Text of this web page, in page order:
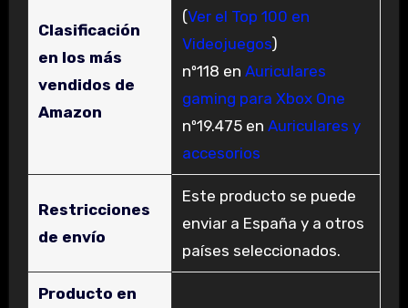
Clasificación
en los más
vendidos de
Amazon
(Ver el Top 100 en
Videojuegos)
nº118 en Auriculares
gaming para Xbox One
nº19.475 en Auriculares y
accesorios
Restricciones
de envío
Este producto se puede
enviar a España y a otros
países seleccionados.
Producto en